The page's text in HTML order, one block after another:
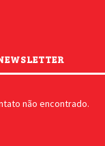
não encontrado.